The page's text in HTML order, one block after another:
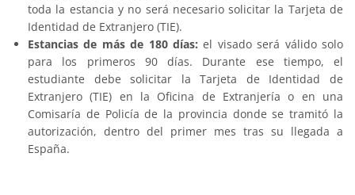
toda la estancia y no será necesario solicitar la Tarjeta de
Identidad de Extranjero (TIE).
Estancias de más de 180 días: el visado será válido solo
para los primeros 90 días. Durante ese tiempo, el
estudiante debe solicitar la Tarjeta de Identidad de
Extranjero (TIE) en la Oficina de Extranjería o en una
Comisaría de Policía de la provincia donde se tramitó la
autorización, dentro del primer mes tras su llegada a
España.